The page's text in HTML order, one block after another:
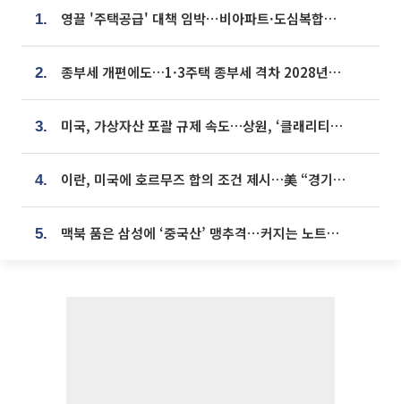
1. 영끌 '주택공급' 대책 임박⋯비아파트·도심복합까지 총동원
2. 종부세 개편에도…1·3주택 종부세 격차 2028년부터 확대
3. 미국, 가상자산 포괄 규제 속도…상원, ‘클래리티법’ 9월 절차투표 추진
4. 이란, 미국에 호르무즈 합의 조건 제시…美 “경기 아직 안 끝나” [종합]
5. 맥북 품은 삼성에 ‘중국산’ 맹추격⋯커지는 노트북 OLED 시장